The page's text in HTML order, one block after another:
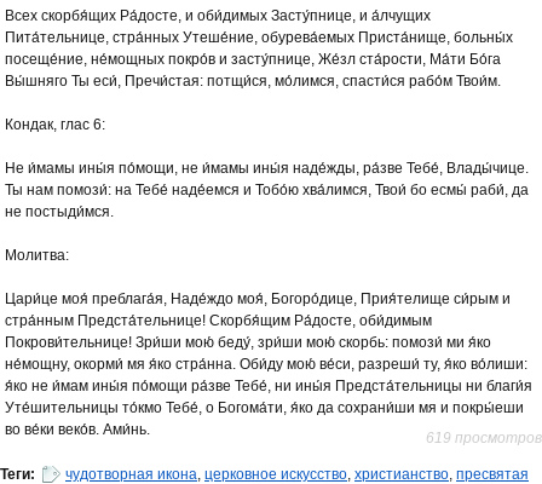
Всех скорбя́щих Ра́досте, и оби́димых Засту́пнице, и а́лчущих
Пита́тельнице, стра́нных Утеше́ние, обурева́емых Приста́нище, больны́х
посеще́ние, не́мощных покpо́в и засту́пнице, Же́зл ста́рости, Ма́ти Бо́га
Вы́шняго Ты еси́, Пречи́стая: потщи́ся, мо́лимся, спасти́ся рабо́м Твои́м.
Кондак, глас 6:
Не и́мамы ины́я по́мощи, не и́мамы ины́я наде́жды, ра́зве Тебе́, Влады́чице.
Ты нам помози́: на Тебе́ наде́емся и Тобо́ю хва́лимся, Твои́ бо есмы́ раби́, да
не постыди́мся.
Молитва:
Цари́це моя́ преблага́я, Наде́ждо моя́, Богоро́дице, Прия́телище си́рым и
стра́нным Предста́тельнице! Скорбя́щим Ра́досте, оби́димым
Покрови́тельнице! Зри́ши мою́ беду́, зри́ши мою́ скорбь: помози́ ми я́ко
не́мощну, окорми́ мя я́ко стра́нна. Оби́ду мою́ ве́си, разреши́ ту, я́ко во́лиши:
я́ко не и́мам ины́я по́мощи ра́зве Тебе́, ни ины́я Предста́тельницы ни благи́я
Уте́шительницы то́кмо Тебе́, о Богома́ти, я́ко да сохрани́ши мя и покры́еши
во ве́ки веко́в. Ами́нь.
619 просмотров
Теги: чудотворная икона, церковное искусство, христианство, пресвятая